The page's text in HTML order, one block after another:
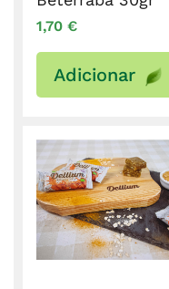
1,70 €
Adicionar